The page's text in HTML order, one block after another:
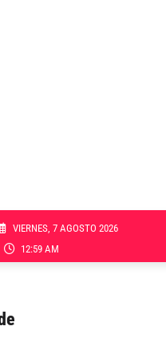
VIERNES, 7 AGOSTO 2026
12:59 AM